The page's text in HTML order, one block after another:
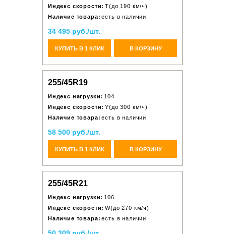
Индекс скорости: T(до 190 км/ч)
Наличие товара: есть в наличии
34 495 руб./шт.
КУПИТЬ В 1 КЛИК В КОРЗИНУ
255/45R19
Индекс нагрузки: 104
Индекс скорости: Y(до 300 км/ч)
Наличие товара: есть в наличии
58 500 руб./шт.
КУПИТЬ В 1 КЛИК В КОРЗИНУ
255/45R21
Индекс нагрузки: 106
Индекс скорости: W(до 270 км/ч)
Наличие товара: есть в наличии